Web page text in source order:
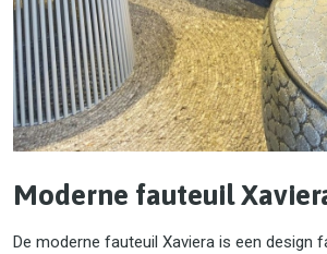
Moderne fauteuil
De moderne fauteuil Xaviera is een design